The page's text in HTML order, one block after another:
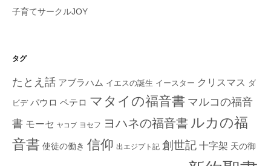
子育てサークルJOY
タグ
たとえ話 アブラハム イエスの誕生 イースター クリスマス ダ
ビデ パウロ ペテロ マタイの福音書 マルコの福音
書 モーセ ヤコブ ヨセフ ヨハネの福音書 ルカの福
音書 使徒の働き 信仰 出エジプト記 創世記 十字架 天の御